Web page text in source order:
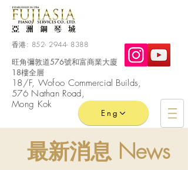
香港: 852- 2944- 8388
旺角彌敦道576號和富商業大廈
18樓全層
​18/F, Wofoo Commercial Builds,
576 Nathan Road,
Mong Kok
Eng
最新消息 News